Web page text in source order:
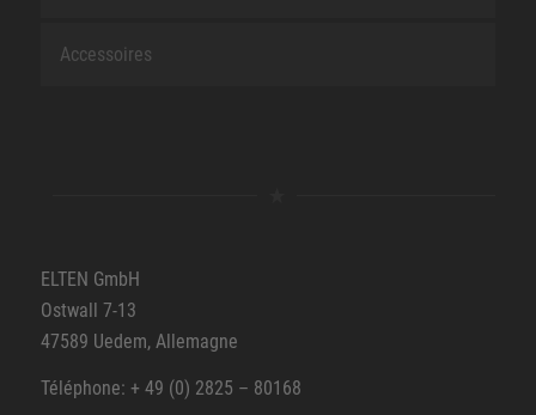
Accessoires
ELTEN GmbH
Ostwall 7-13
47589 Uedem, Allemagne
Téléphone: + 49 (0) 2825 – 80168